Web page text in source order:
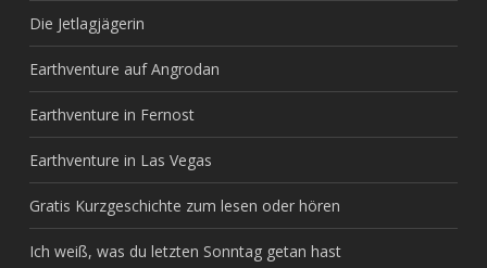
Die Jetlagjägerin
Earthventure auf Angrodan
Earthventure in Fernost
Earthventure in Las Vegas
Gratis Kurzgeschichte zum lesen oder hören
Ich weiß, was du letzten Sonntag getan hast